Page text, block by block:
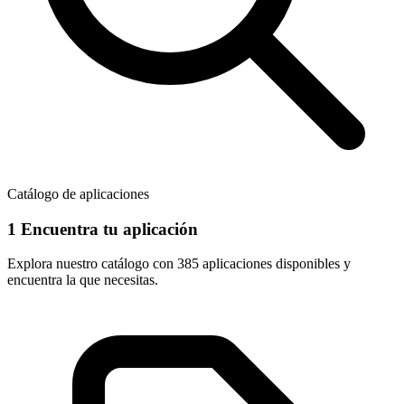
Catálogo de aplicaciones
1 Encuentra tu aplicación
Explora nuestro catálogo con 385 aplicaciones disponibles y
encuentra la que necesitas.